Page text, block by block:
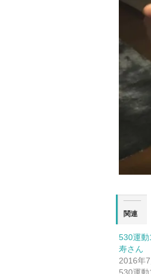
関連
530運動
寿さん
2016年